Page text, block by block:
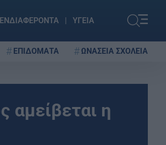
ΕΝΔΙΑΦΕΡΟΝΤΑ ΥΓΕΙΑ
ΕΠΙΔΟΜΑΤΑ ΩΝΑΣΕΙΑ ΣΧΟΛΕΙΑ
αμείβεται η